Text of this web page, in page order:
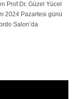
Prof.Dr. Güzel Yücel
2024 Pazartesi günü
Salon’da